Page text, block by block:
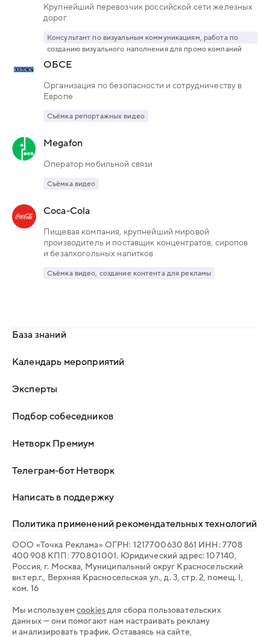
Крупнейший перевозчик российской сети железных
дорог
Консультант по визуальным коммуникациям, работа по
созданию визуального наполнения для промо компаний
ОБСЕ
Организация по безопасности и сотрудничеству в
Европе
Съёмка репортажных видео
Megafon
Оператор мобильной связи
Съёмка видео
Coca-Cola
Пищевая компания, крупнейший мировой
производитель и поставщик концентратов, сиропов
и безалкогольных напитков
Съёмка видео, создание контента для рекламы
База знаний
Календарь мероприятий
Эксперты
Подбор собеседников
Нетворк Премиум
Телеграм-бот Нетворк
Написать в поддержку
Политика применений рекомендательных технологий
ООО «Точка Реклама» ОГРН: 1 217 700 630 861 ИНН: 7 708
400 908 КПП: 770 801 001. Юридический адрес: 107 140,
Россия, г. Москва, Муниципальный округ Красносельский
вн.тер.г., Верхняя Красносельская ул., д. 3, стр. 2, помещ. I,
ком. 16
Мы используем cookiesдля сбора пользовательских
данных — они помогают нам настраивать рекламу
и анализировать трафик. Оставаясь на сайте,